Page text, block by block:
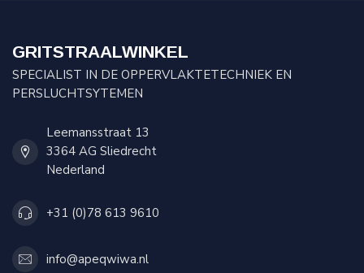
GRITSTRAALWINKEL
SPECIALIST IN DE OPPERVLAKTETECHNIEK EN
PERSLUCHTSYTEMEN
Leemansstraat 13
3364 AG Sliedrecht
Nederland
+31 (0)78 613 9610
info@apeqwiwa.nl